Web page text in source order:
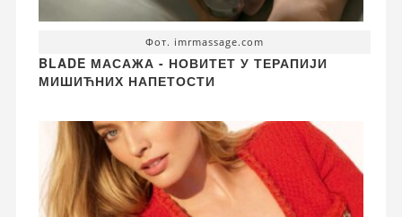
Фот. imrmassage.com
BLADE МАСАЖА - НОВИТЕТ У ТЕРАПИЈИ
МИШИЋНИХ НАПЕТОСТИ